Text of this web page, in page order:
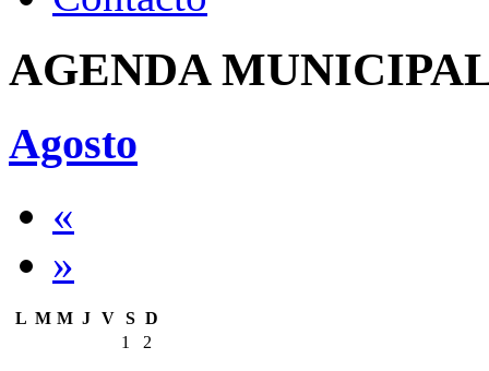
AGENDA
Agosto
«
»
L M M J V S D
1
2